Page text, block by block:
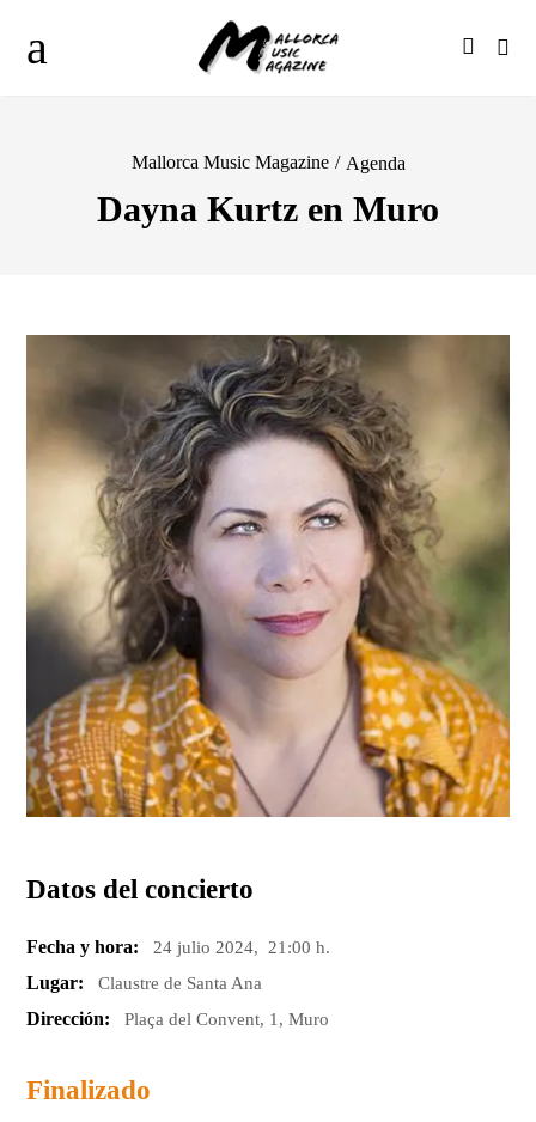
Mallorca Music Magazine / Agenda
Dayna Kurtz en Muro
Datos del concierto
Fecha y hora: 24 julio 2024, 21:00 h.
Lugar: Claustre de Santa Ana
Dirección: Plaça del Convent, 1, Muro
Finalizado